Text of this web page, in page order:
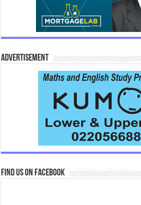
Advertisement
Find us on Facebook